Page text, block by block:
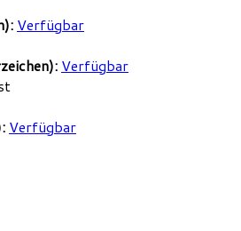
Verfügbar
Verfügbar
Verfügbar